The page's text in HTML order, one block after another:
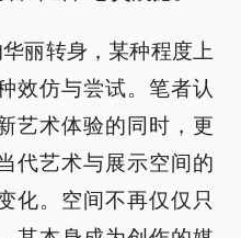
丽转身，某种程度上
效仿与尝试。笔者认
艺术体验的同时，更
代艺术与展示空间的
化。空间不再仅仅只